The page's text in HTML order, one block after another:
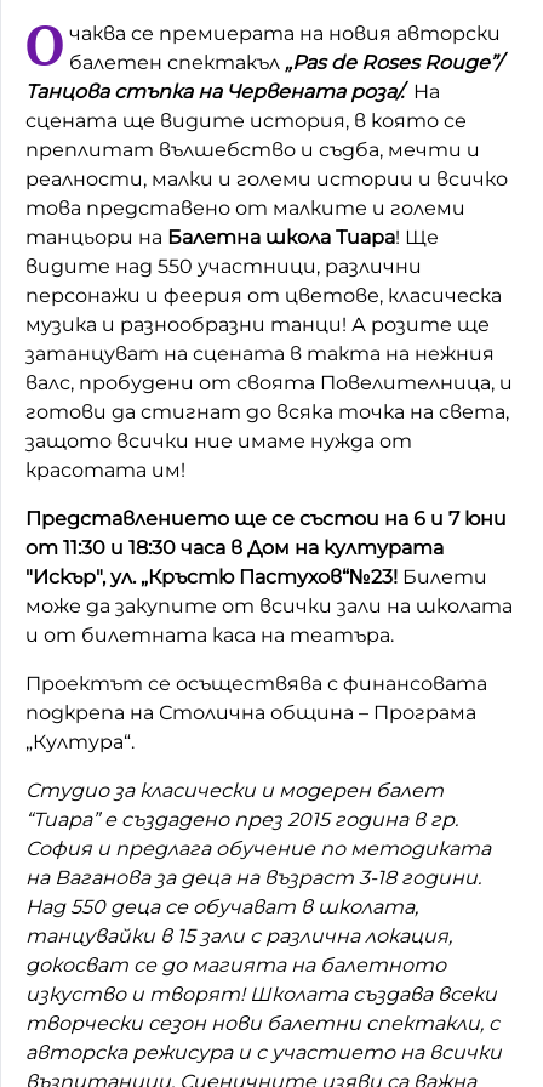
Домашен любимец
Питаме Ви
До ре ми
О чаква се премиерата на новия авторски
балетен спектакъл „Pas de Roses Rouge”/
Танцова стъпка на Червената роза/. На
сцената ще видите история, в която се
преплитат вълшебство и съдба, мечти и
реалности, малки и големи истории и всичко
това представено от малките и големи
танцьори на Балетна школа Тиара! Ще
видите над 550 участници, различни
персонажи и феерия от цветове, класическа
музика и разнообразни танци! А розите ще
затанцуват на сцената в такта на нежния
валс, пробудени от своята Повелителница, и
готови да стигнат до всяка точка на света,
защото всички ние имаме нужда от
красотата им!
Представлението ще се състои на 6 и 7 юни
от 11:30 и 18:30 часа в Дом на културата
"Искър", ул. „Кръстю Пастухов“№23! Билети
може да закупите от всички зали на школата
и от билетната каса на театъра.
Проектът се осъществява с финансовата
подкрепа на Столична община – Програма
„Култура“.
Студио за класически и модерен балет
“Тиара” е създадено през 2015 година в гр.
София и предлага обучение по методиката
на Ваганова за деца на възраст 3-18 години.
Над 550 деца се обучават в школата,
танцувайки в 15 зали с различна локация,
докосват се до магията на балетното
изкуство и творят! Школата създава всеки
творчески сезон нови балетни спектакли, с
авторска режисура и с участието на всички
възпитаници. Сценичните изяви са важна